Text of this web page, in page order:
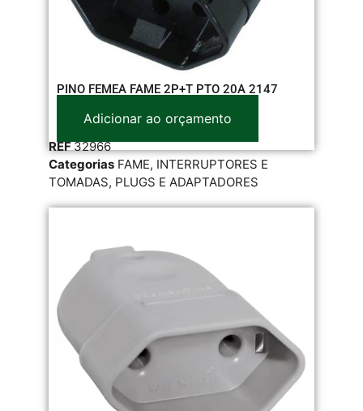
PINO FEMEA FAME 2P+T PTO 20A 2147
Adicionar ao orçamento
REF32966
Categorias FAME, INTERRUPTORES E
TOMADAS, PLUGS E ADAPTADORES